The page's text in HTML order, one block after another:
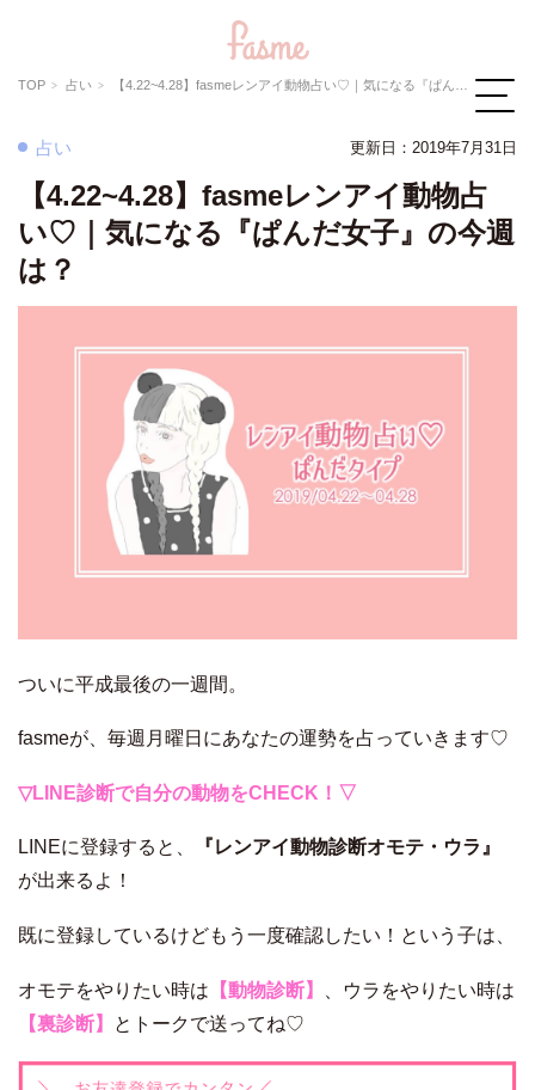
TOP 占い 【4.22~4.28】fasmeレンアイ動物占い♡｜気になる『ぱんだ女子』の今週は？
占い 更新日：2019年7月31日
【4.22~4.28】fasmeレンアイ動物占
い♡｜気になる『ぱんだ女子』の今週
は？
ついに平成最後の一週間。
fasmeが、毎週月曜日にあなたの運勢を占っていきます♡
▽LINE診断で自分の動物をCHECK！▽
LINEに登録すると、
『レンアイ動物診断オモテ・ウラ』
が出来るよ！
既に登録しているけどもう一度確認したい！という子は、
オモテをやりたい時は 【動物診断】
、ウラをやりたい時は
【裏診断】
とトークで送ってね♡